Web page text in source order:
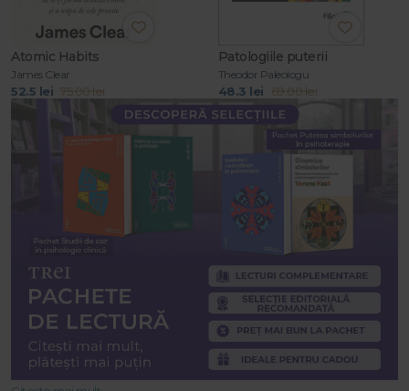
Atomic Habits
James Clear
52.5 lei 75.00 lei
Patologiile puterii
Theodor Paleologu
48.3 lei 69.00 lei